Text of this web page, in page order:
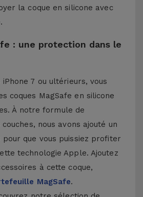
la coque en silicone avec
: une protection dans le
7 ou ultérieurs, vous
coques MagSafe en silicone
À notre formule de
nous avons ajouté un
pour que vous puissiez profiter
technologie Apple. Ajoutez
à cette coque,
MagSafe.